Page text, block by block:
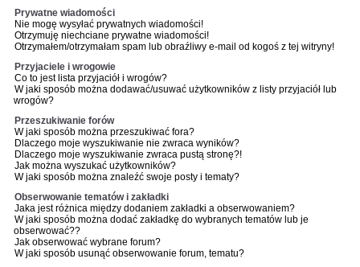
Prywatne wiadomości
Nie mogę wysyłać prywatnych wiadomości!
Otrzymuję niechciane prywatne wiadomości!
Otrzymałem/otrzymałam spam lub obraźliwy e-mail od kogoś z tej witryny!
Przyjaciele i wrogowie
Co to jest lista przyjaciół i wrogów?
W jaki sposób można dodawać/usuwać użytkowników z listy przyjaciół lub
wrogów?
Przeszukiwanie forów
W jaki sposób można przeszukiwać fora?
Dlaczego moje wyszukiwanie nie zwraca wyników?
Dlaczego moje wyszukiwanie zwraca pustą stronę?!
Jak można wyszukać użytkowników?
W jaki sposób można znaleźć swoje posty i tematy?
Obserwowanie tematów i zakładki
Jaka jest różnica między dodaniem zakładki a obserwowaniem?
W jaki sposób można dodać zakładkę do wybranych tematów lub je
obserwować??
Jak obserwować wybrane forum?
W jaki sposób usunąć obserwowanie forum, tematu?